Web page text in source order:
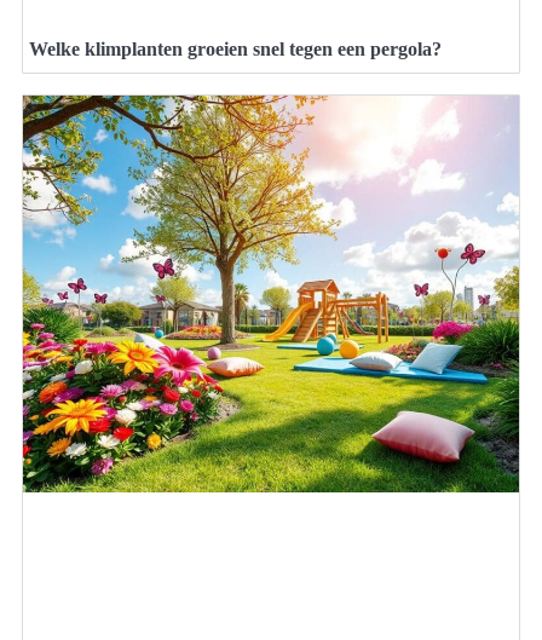
Welke klimplanten groeien snel tegen een pergola?